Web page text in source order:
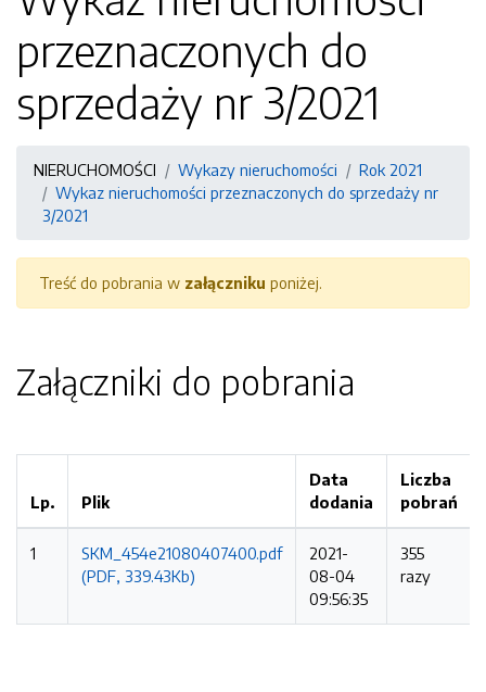
przeznaczonych do
sprzedaży nr 3/2021
NIERUCHOMOŚCI Wykazy nieruchomości
Rok 2021
Wykaz nieruchomości przeznaczonych do sprzedaży nr
3/2021
Treść do pobrania w załączniku poniżej.
Załączniki do pobrania
Lp. Plik
Data
dodania
Liczba
pobrań
1
SKM_454e21080407400.pdf
(PDF, 339.43Kb)
2021-
08-04
09:56:35
355
razy